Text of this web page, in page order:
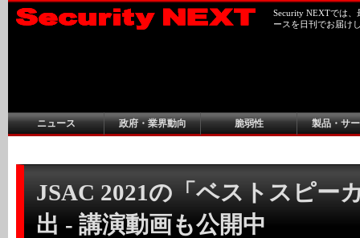
Security NEXTでは
ースを日刊でお届け
ニュース 政府・業界動向 脆弱性 製品・サ
JSAC 2021の「ベストスピー
出 - 講演動画も公開中